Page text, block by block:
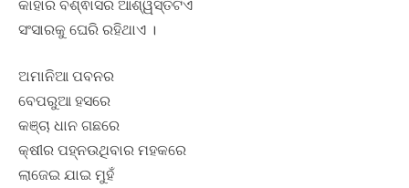
କାହାର ବିଶ୍ଵାସର ଆଶ୍ୱସ୍ତିଟିଏ
ସଂସାରକୁ ଘେରି ରହିଥାଏ ।
ଅମାନିଆ ପବନର
ବେପରୁଆ ହସରେ
କଞ୍ଚା ଧାନ ଗଛରେ
କ୍ଷୀର ପହ୍ନଉଥିବାର ମହକରେ
ଲାଜେଇ ଯାଇ ମୁହଁ